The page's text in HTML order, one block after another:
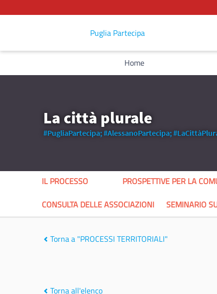
Puglia Partecipa
Home
La città plurale
#PugliaPartecipa;#AlessanoPartecipa;
IL PROCESSO PROSPETTIVE PER LA
CONSULTA DELLE ASSOCIAZIONI
SEMINARIO
Torna a "PROCESSI TERRITORIALI"
Torna all'elenco